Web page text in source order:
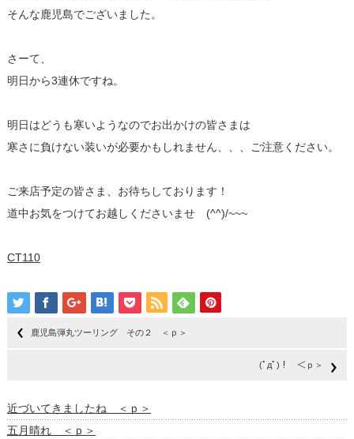
そんな鹿児島でございました。
さーて、
明日から3連休ですね。
明日はどうも寒いようなのでお出かけの皆さまは
寒さに負けない装いが必要かもしれません、、、ご注意ください。
ご来店予定の皆さま、お待ちしております！
道中お気をつけてお越しくださいませ (^^)/~~~
CT110
鹿児島弾丸ツーリング その２ ＜ｐ＞
(ﾟдﾟ)！ ＜ｐ＞
近づいてきましたね ＜ｐ＞
五月晴れ ＜ｐ＞